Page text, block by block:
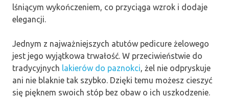
lśniącym wykończeniem, co przyciąga wzrok i dodaje
elegancji.
Jednym z najważniejszych atutów pedicure żelowego
jest jego wyjątkowa trwałość. W przeciwieństwie do
tradycyjnych lakierów do paznokci, żel nie odpryskuje
ani nie blaknie tak szybko. Dzięki temu możesz cieszyć
się pięknem swoich stóp bez obaw o ich uszkodzenie.